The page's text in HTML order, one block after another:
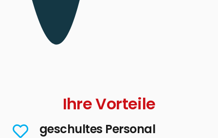
Ihre Vorteile
geschultes Personal